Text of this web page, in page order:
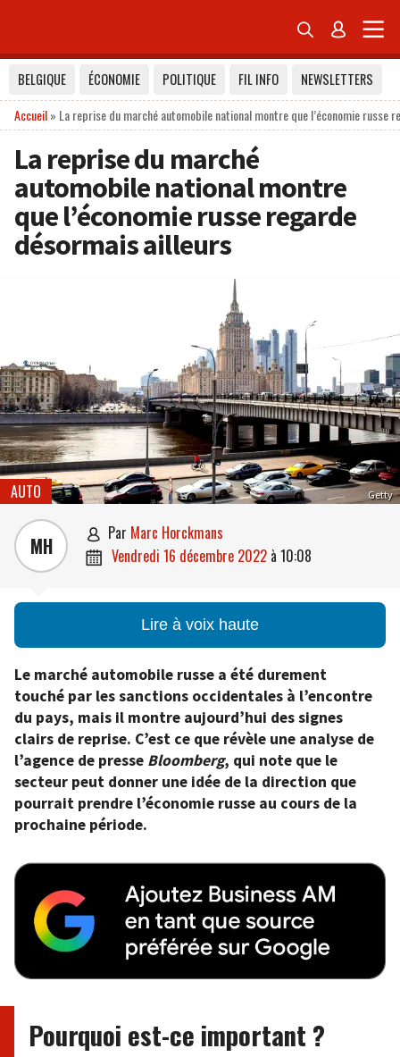
 
BELGIQUE ÉCONOMIE POLITIQUE FIL INFO
NEWSLETTERS
Accueil» La reprise du marché automobile national montre que l’économie russe
La reprise du marché
automobile national montre
que l’économie russe regarde
désormais ailleurs
Getty
AUTO
MH  par Marc Horckmans
 vendredi 16 décembre 2022 à 10:08
Lire à voix haute
Le marché automobile russe a été durement
touché par les sanctions occidentales à l’encontre
du pays, mais il montre aujourd’hui des signes
clairs de reprise. C’est ce que révèle une analyse de
l’agence de presse Bloomberg, qui note que le
secteur peut donner une idée de la direction que
pourrait prendre l’économie russe au cours de la
prochaine période.
Pourquoi est-ce important ?